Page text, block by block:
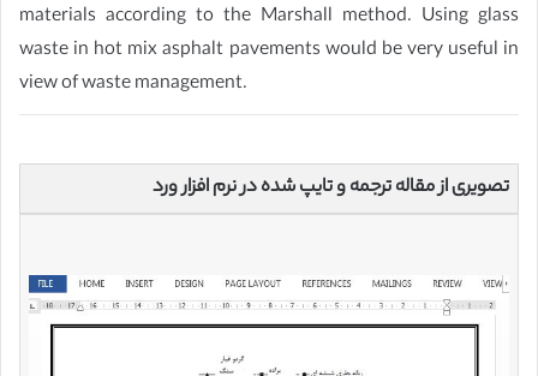
materials according to the Marshall method. Using glass
waste in hot mix asphalt pavements would be very useful in
view of waste management.
تصویری از مقاله ترجمه و تایپ شده در نرم افزار ورد